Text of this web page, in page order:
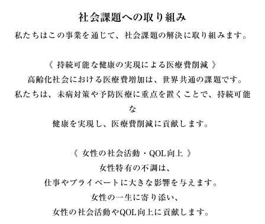
社会課題への取り組み
私たちはこの事業を通じて、社会課題の解決に取り組みます。
《 持続可能な健康の実現による医療費削減 》
高齢化社会における医療費増加は、世界共通の課題です。
私たちは、未病対策や予防医療に重点を置くことで、持続可能
な
健康を実現し、医療費削減に貢献します。
《 女性の社会活動・QOL向上 》
女性特有の不調は、
仕事やプライベートに大きな影響を与えます。
女性の一生に寄り添い、
女性の社会活動やQOL向上に貢献します。